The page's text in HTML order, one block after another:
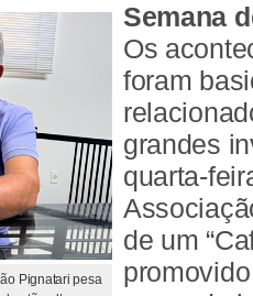
Pignatari pesa
Semana
Os
foram
grandes
quarta-
de um